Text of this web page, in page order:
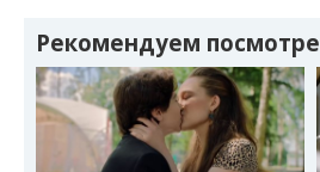
Рекомендуем